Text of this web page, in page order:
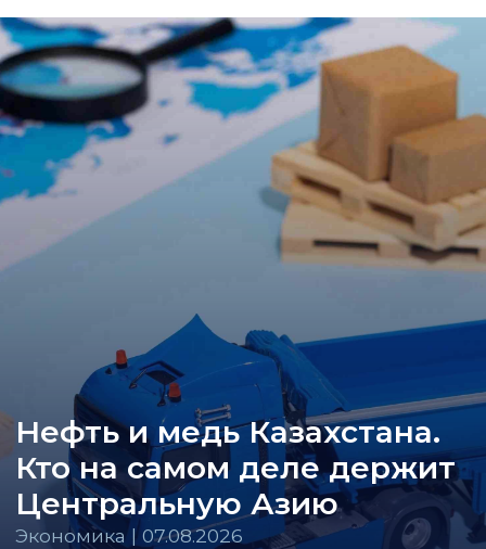
Нефть и медь Казахстана.
Кто на самом деле держит
Центральную Азию
Экономика | 07.08.2026